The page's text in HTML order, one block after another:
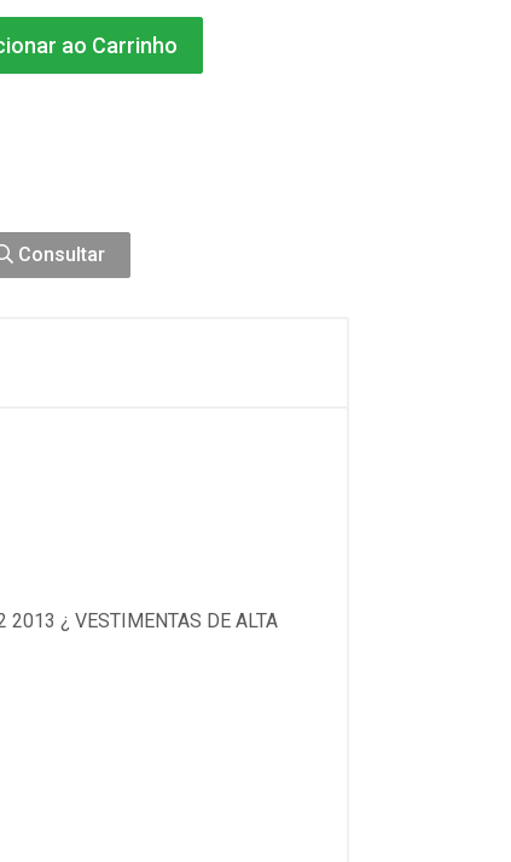
ao Carrinho
Consultar
2013 ¿ VESTIMENTAS DE ALTA